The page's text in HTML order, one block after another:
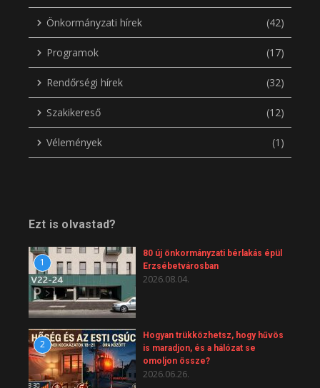
Önkormányzati hírek (42)
Programok (17)
Rendőrségi hírek (32)
Szakikereső (12)
Vélemények (1)
Ezt is olvastad?
1
80 új önkormányzati bérlakás épül
Erzsébetvárosban
2026.08.04.
2
Hogyan trükközhetsz, hogy hűvös
is maradjon, és a hálózat se
omoljon össze?
2026.06.26.